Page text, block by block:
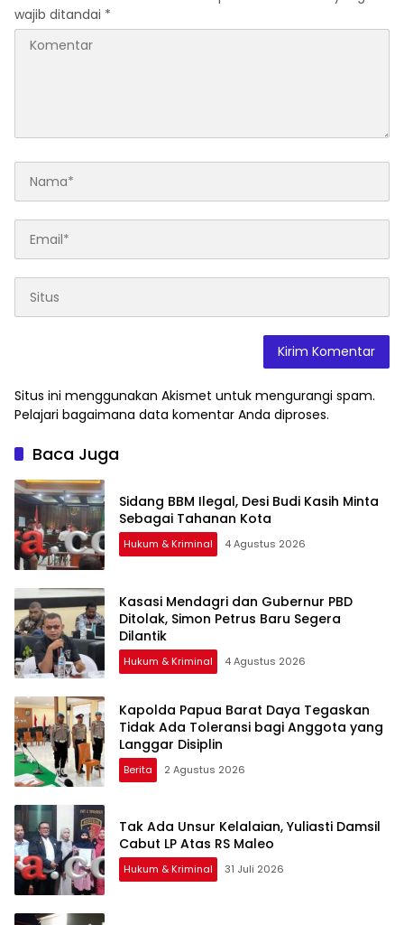
wajib ditandai *
Situs ini menggunakan Akismet untuk mengurangi spam.
Pelajari bagaimana data komentar Anda diproses.
Baca Juga
Sidang BBM Ilegal, Desi Budi Kasih Minta
Sebagai Tahanan Kota
Hukum & Kriminal 4 Agustus 2026
Kasasi Mendagri dan Gubernur PBD
Ditolak, Simon Petrus Baru Segera
Dilantik
Hukum & Kriminal 4 Agustus 2026
Kapolda Papua Barat Daya Tegaskan
Tidak Ada Toleransi bagi Anggota yang
Langgar Disiplin
Berita 2 Agustus 2026
Tak Ada Unsur Kelalaian, Yuliasti Damsil
Cabut LP Atas RS Maleo
Hukum & Kriminal 31 Juli 2026